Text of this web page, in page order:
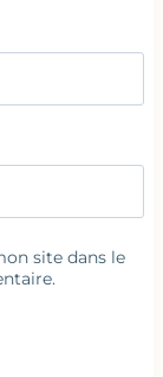
site dans le